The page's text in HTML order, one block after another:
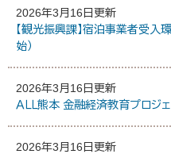
2026年3月16日更新
【観光振興課】宿泊事業者受入
始）
2026年3月16日更新
ＡＬＬ熊本 金融経済教育プロジ
2026年3月16日更新